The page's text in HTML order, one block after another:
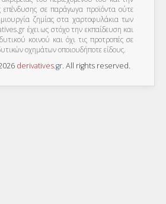
επένδυσης σε παράγωγα προϊόντα ούτε
ζημίας στα χαρτοφυλάκια των
έχει ως στόχο την εκπαίδευση και
κοινού και όχι τις προτροπές σε
οχημάτων οποιουδήποτε είδους.
derivatives.gr. All rights reserved.